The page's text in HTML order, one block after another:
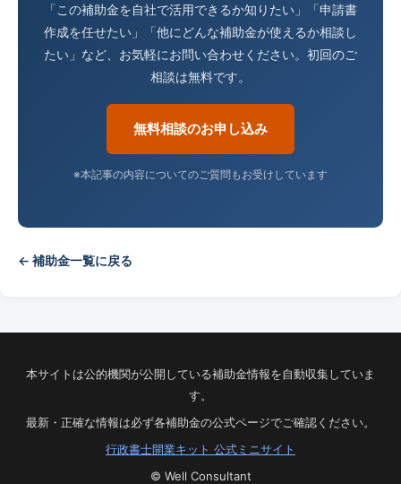
「この補助金を自社で活用できるか知りたい」「申請書
作成を任せたい」「他にどんな補助金が使えるか相談し
たい」など、お気軽にお問い合わせください。初回のご
相談は無料です。
無料相談のお申し込み
※本記事の内容についてのご質問もお受けしています
← 補助金一覧に戻る
本サイトは公的機関が公開している補助金情報を自動収集していま
す。
最新・正確な情報は必ず各補助金の公式ページでご確認ください。
行政書士開業キット 公式ミニサイト
© Well Consultant